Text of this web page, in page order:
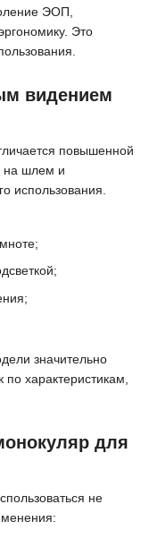
ЭОП,
Это
видением
повышенной
на шлем и
использования.
значительно
по характеристикам,
для
не